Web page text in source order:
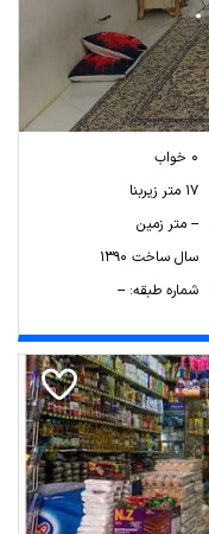
0 خواب
17 متر زیربنا
-- متر زمین
سال ساخت 1390
شماره طبقه: --